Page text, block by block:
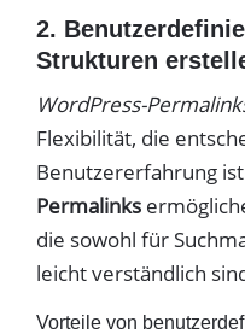
2.
Strukturen
WordPress-
Flexibilität, die
Benutzererfahrung
Permalinks
die sowohl für
leicht verständlich
Vorteile von